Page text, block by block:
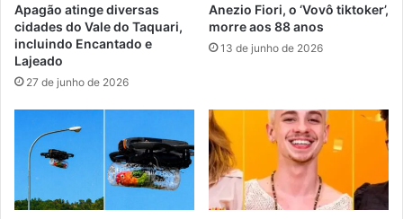
Apagão atinge diversas
cidades do Vale do Taquari,
incluindo Encantado e
Lajeado
27 de junho de 2026
Anezio Fiori, o ‘Vovô tiktoker’,
morre aos 88 anos
13 de junho de 2026